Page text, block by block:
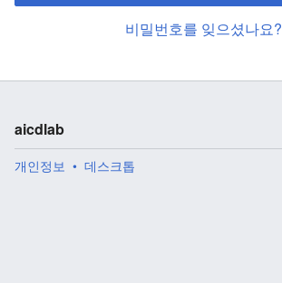
비밀번호를 잊으셨나요?
aicdlab
개인정보 데스크톱